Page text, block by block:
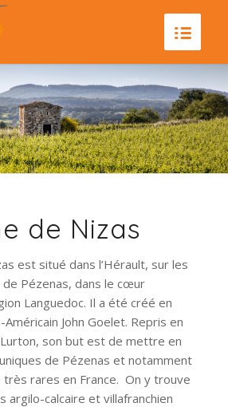
de Nizas
est situé dans l’Hérault, sur les
Pézenas, dans le cœur
Languedoc. Il a été créé en
John Goelet. Repris en
son but est de mettre en
de Pézenas et notamment
rares en France. On y trouve
argilo-calcaire et villafranchien